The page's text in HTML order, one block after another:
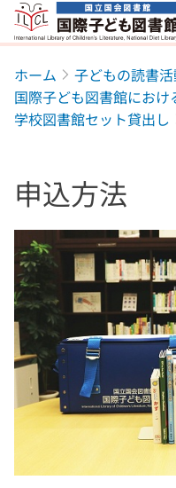
本文へ移動
ホーム
子どもの読書
国際子ども図書館におけ
学校図書館セット貸出し
申込方法